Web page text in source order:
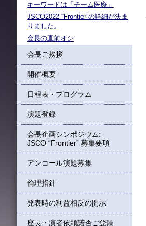
キーワードは「チーム医療」
JSCO2022 “Frontier”の詳細が決ま
りました。
会長の直前オシ
会長ご挨拶
開催概要
日程表・プログラム
演題登録
会長企画シンポジウム:
JSCO “Frontier” 募集要項
アンコール演題募集
倫理指針
発表時の利益相反の開示
座長・演者依頼諾否ご登録